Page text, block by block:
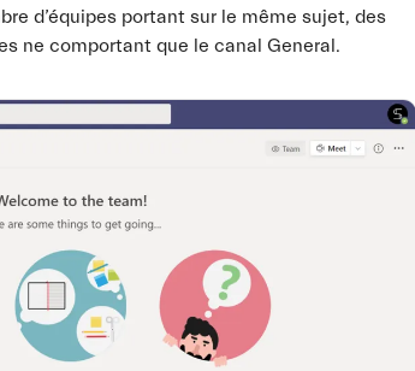
d’équipes portant sur le même sujet, des
ne comportant que le canal General.